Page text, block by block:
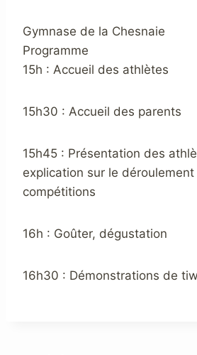
Gymnase de la Chesnaie
Programme
15h : Accueil des athlètes
15h30 : Accueil des parents
15h45 : Présentation des
explication sur le déroulement
compétitions
16h : Goûter, dégustation
16h30 : Démonstrations de